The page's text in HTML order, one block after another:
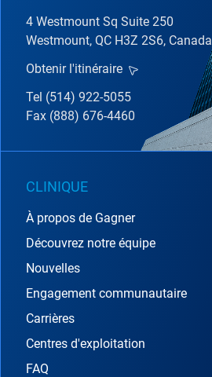
4 Westmount Sq Suite 250
Westmount, QC H3Z 2S6, Canada
Obtenir l'itinéraire
Tel (514) 922-5055
Fax (888) 676-4460
CLINIQUE
À propos de Gagner
Découvrez notre équipe
Nouvelles
Engagement communautaire
Carrières
Centres d'exploitation
FAQ